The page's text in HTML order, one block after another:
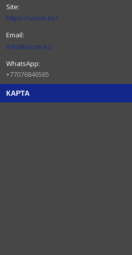
https://sicom.kz/
info@sicom.kz
+77076846565
КАРТА